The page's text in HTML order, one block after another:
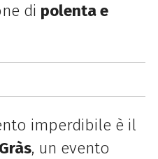
di polenta e
imperdibile è il
, un evento